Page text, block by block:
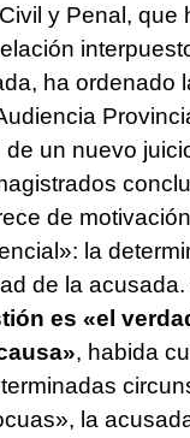
y Penal, que
ha ordenado
de un nuevo
de
la
de la
es «el
, habida
la